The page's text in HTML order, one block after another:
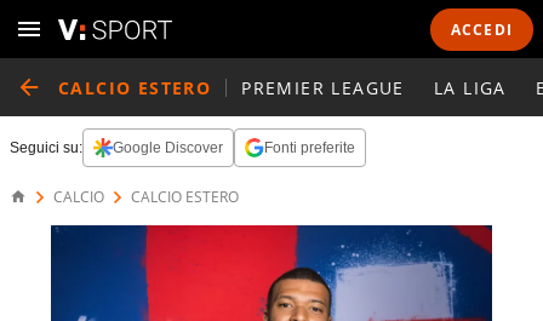
ACCEDI
CALCIO ESTERO PREMIER LEAGUE LA LIGA
Seguici su: Google Discover Fonti preferite
CALCIO CALCIO ESTERO